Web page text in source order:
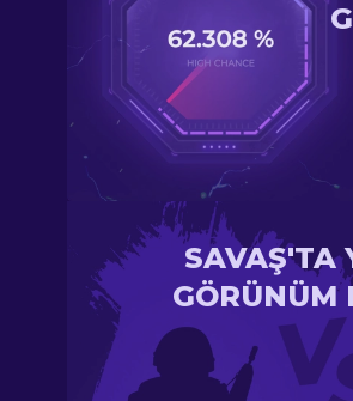
SAVAŞ'TA
GÖRÜNÜM